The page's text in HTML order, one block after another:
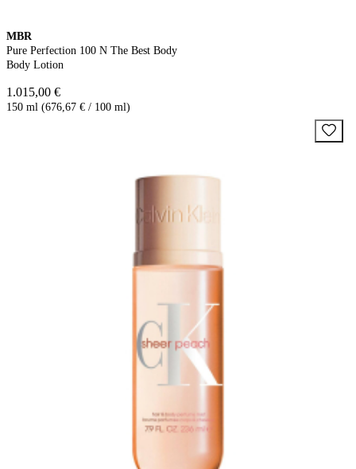
MBR
Pure Perfection 100 N The Best Body
Body Lotion
1.015,00 €
150 ml (676,67 € / 100 ml)